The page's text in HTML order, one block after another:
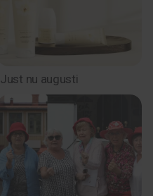
Just nu augusti